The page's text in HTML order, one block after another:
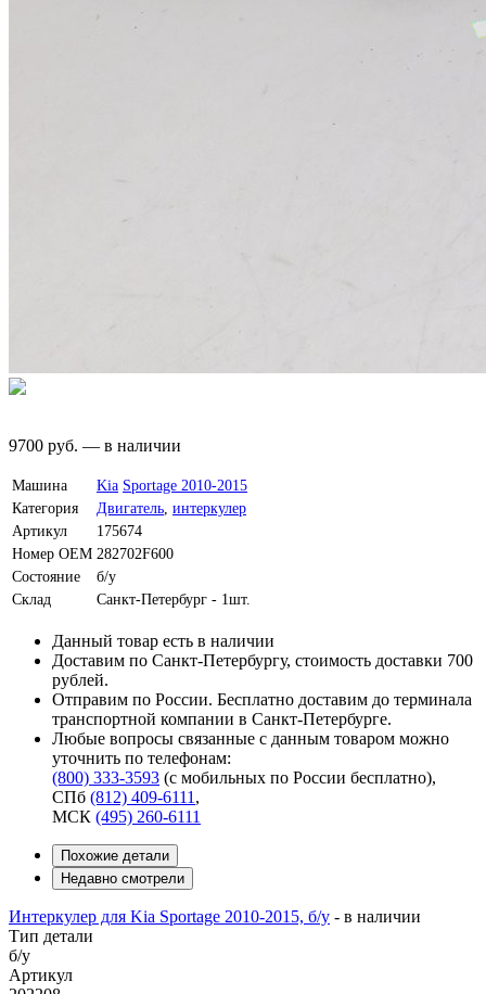
9700 руб. — в наличии
Машина Kia Sportage 2010-2015
Категория
Двигатель интеркулер
Артикул
175674
Номер OEM 282702F600
Состояние
б/у
Склад
Санкт-Петербург - 1шт.
Данный товар есть в наличии
Доставим по Санкт-Петербургу, стоимость доставки 700
рублей.
Отправим по России. Бесплатно доставим до терминала
транспортной компании в Санкт-Петербурге.
Любые вопросы связанные с данным товаром можно
уточнить по телефонам:
(800) 333-3593 (с мобильных по России бесплатно),
СПб (812) 409-6111 ,
МСК (495) 260-6111
Похожие детали
Недавно смотрели
Интеркулер для Kia Sportage 2010-2015, б/у - в наличии
Тип детали
б/у
Артикул